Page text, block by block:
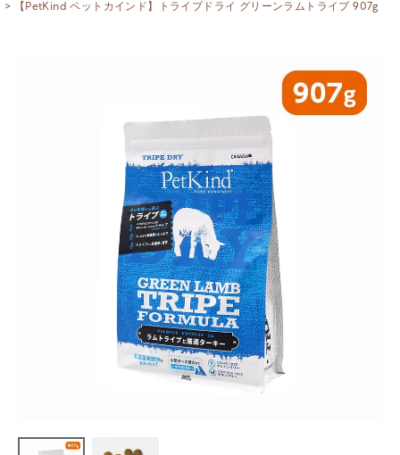
【PetKind ペットカインド】トライプドライ グリーンラムトライプ 907g